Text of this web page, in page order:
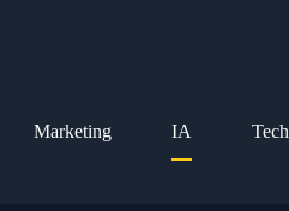
Marketing IA Tech